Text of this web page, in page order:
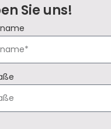
Sie uns!